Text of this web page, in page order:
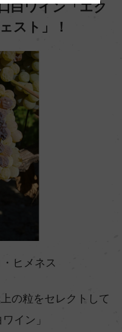
白ワイン「エク
スト」！
ヒメネス
の粒をセレクトして
イン」